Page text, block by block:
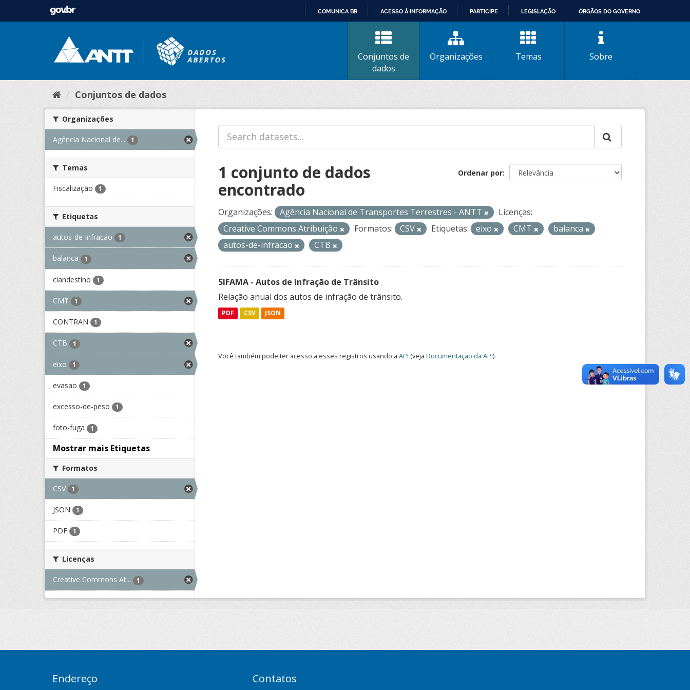
CONTEÚDO
COMUNICA BR ACESSO À INFORMAÇÃO PARTICIPE LEGISLAÇÃO ÓRGÃOS DO GOVERNO
Conjuntos de
dados
Organizações Temas Sobre
Conjuntos de dados
Organizações
Agência Nacional de... 1
Temas
Fiscalização 1
Etiquetas
autos-de-infracao 1
balanca 1
clandestino 1
CMT 1
CONTRAN 1
CTB 1
eixo 1
evasao 1
excesso-de-peso 1
foto-fuga 1
Mostrar mais Etiquetas
Formatos
CSV 1
JSON 1
PDF 1
Licenças
Creative Commons At... 1
Ordenar por
1 conjunto de dados
encontrado
Organizações: Agência Nacional de Transportes Terrestres - ANTT
Licenças:
Creative Commons Atribuição
Formatos: CSV Etiquetas: eixo CMT
balanca
autos-de-infracao
CTB
SIFAMA - Autos de Infração de Trânsito
Relação anual dos autos de infração de trânsito.
PDF CSV JSON
Você também pode ter acesso a esses registros usando a API (veja Documentação da API).
Endereço Contatos